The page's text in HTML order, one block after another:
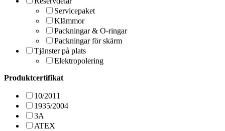
Servicepaket
Klämmor
Packningar & O-ringar
Packningar för skärm
Tjänster på plats
Elektropolering
Produktcertifikat
10/2011
1935/2004
3A
ATEX